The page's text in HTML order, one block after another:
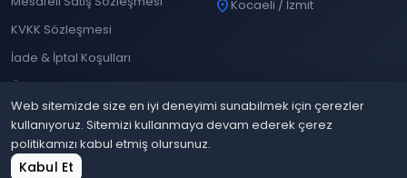
Web sitemizde size en iyi deneyimi sunabilmek için çerezler
kullanıyoruz. Sitemizi kullanmaya devam ederek çerez
politikamızı kabul etmiş olursunuz.
Kabul Et
KVKK Sözleşmesi
İade & İptal Koşulları
Ödeme Yöntemleri
location_on Kocaeli / İzmit
Kobiadam
home